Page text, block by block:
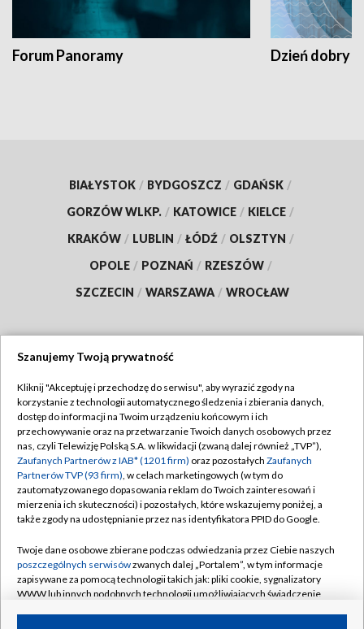
Forum Panoramy Dzień dobry
BIAŁYSTOK / BYDGOSZCZ / GDAŃSK /
GORZÓW WLKP. / KATOWICE / KIELCE /
KRAKÓW / LUBLIN / ŁÓDŹ / OLSZTYN /
OPOLE / POZNAŃ / RZESZÓW /
SZCZECIN / WARSZAWA / WROCŁAW
TVP
Abonament TVP
Emisja w TVP
Centrum informacji TVP
Naziemna Telewizja Cyfrowa
Rada Programowa
System NOS
Informacje o nadawcy
Regulamin TVP
Polityka prywatności
Moje zgody
Pomoc
Kontakt
Kanały
Szanujemy Twoją prywatność
Kliknij "Akceptuję i przechodzę do serwisu", aby wyrazić zgody na
korzystanie z technologii automatycznego śledzenia i zbierania danych,
dostęp do informacji na Twoim urządzeniu końcowym i ich
przechowywanie oraz na przetwarzanie Twoich danych osobowych przez
nas, czyli Telewizję Polską S.A. w likwidacji (zwaną dalej również „TVP”),
Zaufanych Partnerów z IAB* (1201 firm) oraz pozostałych Zaufanych
Partnerów TVP (93 firm), w celach marketingowych (w tym do
zautomatyzowanego dopasowania reklam do Twoich zainteresowań i
mierzenia ich skuteczności) i pozostałych, które wskazujemy poniżej, a
także zgody na udostępnianie przez nas identyfikatora PPID do Google.
Twoje dane osobowe zbierane podczas odwiedzania przez Ciebie naszych
poszczególnych serwisówzwanych dalej „Portalem”, w tym informacje
zapisywane za pomocą technologii takich jak: pliki cookie, sygnalizatory
WWW lub innych podobnych technologii umożliwiających świadczenie